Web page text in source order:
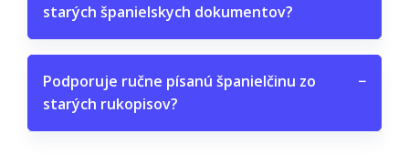
starých španielskych dokumentov?
Podporuje ručne písanú španielčinu zo
starých rukopisov?
−